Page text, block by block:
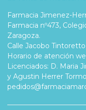
Farmacia Jimenez-
Farmacia nº473,
Zaragoza.
Calle Jacobo
Horario de atención
Licenciados: D. Maria
y Agustin Herrer